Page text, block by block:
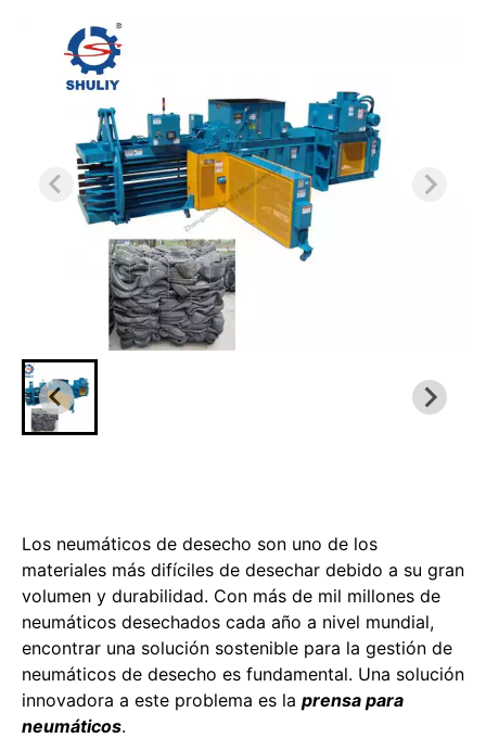
Los neumáticos de desecho son uno de los
materiales más difíciles de desechar debido a su gran
volumen y durabilidad. Con más de mil millones de
neumáticos desechados cada año a nivel mundial,
encontrar una solución sostenible para la gestión de
neumáticos de desecho es fundamental. Una solución
innovadora a este problema es la prensa para
neumáticos.